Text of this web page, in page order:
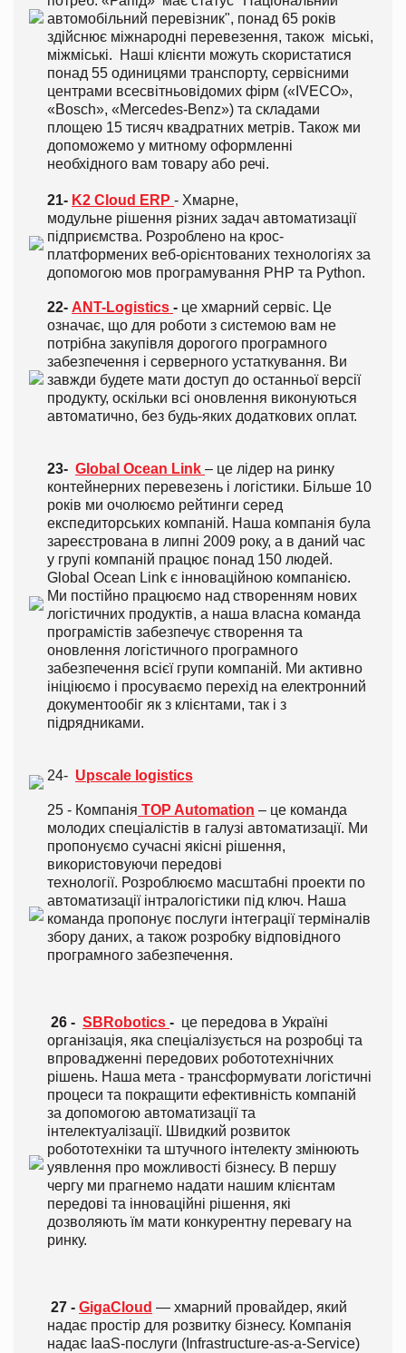
автомобільний перевізник", понад 65 років
здійснює міжнародні перевезення, також міські,
міжміські. Наші клієнти можуть скористатися
понад 55 одиницями транспорту, сервісними
центрами всесвітньовідомих фірм («IVECO»,
«Bosch», «Mercedes-Benz») та складами
площею 15 тисяч квадратних метрів. Також ми
допоможемо у митному оформленні
необхідного вам товару або речі.
21- K2 Cloud ERP - Хмарне,
модульне рішення різних задач автоматизації
підприємства. Розроблено на крос-
платформених веб-орієнтованих технологіях за
допомогою мов програмування PHP та Python.
22- ANT-Logistics - це хмарний сервіс. Це
означає, що для роботи з системою вам не
потрібна закупівля дорогого програмного
забезпечення і серверного устаткування. Ви
завжди будете мати доступ до останньої версії
продукту, оскільки всі оновлення виконуються
автоматично, без будь-яких додаткових оплат.
23- Global Ocean Link – це лідер на ринку
контейнерних перевезень і логістики. Більше 10
років ми очолюємо рейтинги серед
експедиторських компаній. Наша компанія була
зареєстрована в липні 2009 року, а в даний час
у групі компаній працює понад 150 людей.
Global Ocean Link є інноваційною компанією.
Ми постійно працюємо над створенням нових
логістичних продуктів, а наша власна команда
програмістів забезпечує створення та
оновлення логістичного програмного
забезпечення всієї групи компаній. Ми активно
ініціюємо і просуваємо перехід на електронний
документообіг як з клієнтами, так і з
підрядниками.
24- Upscale logistics
25 - Компанія TOP Automation – це команда
молодих спеціалістів в галузі автоматизації. Ми
пропонуємо сучасні якісні рішення,
використовуючи передові
технології. Розроблюємо масштабні проекти по
автоматизації інтралогістики під ключ. Наша
команда пропонує послуги інтеграції терміналів
збору даних, а також розробку відповідного
програмного забезпечення.
26 - SBRobotics - це передова в Україні
організація, яка спеціалізується на розробці та
впровадженні передових робототехнічних
рішень. Наша мета - трансформувати логістичні
процеси та покращити ефективність компаній
за допомогою автоматизації та
інтелектуалізації. Швидкий розвиток
робототехніки та штучного інтелекту змінюють
уявлення про можливості бізнесу. В першу
чергу ми прагнемо надати нашим клієнтам
передові та інноваційні рішення, які
дозволяють їм мати конкурентну перевагу на
ринку.
27 - GigaCloud ― хмарний провайдер, який
надає простір для розвитку бізнесу. Компанія
надає IaaS-послуги (Infrastructure-as-a-Service)